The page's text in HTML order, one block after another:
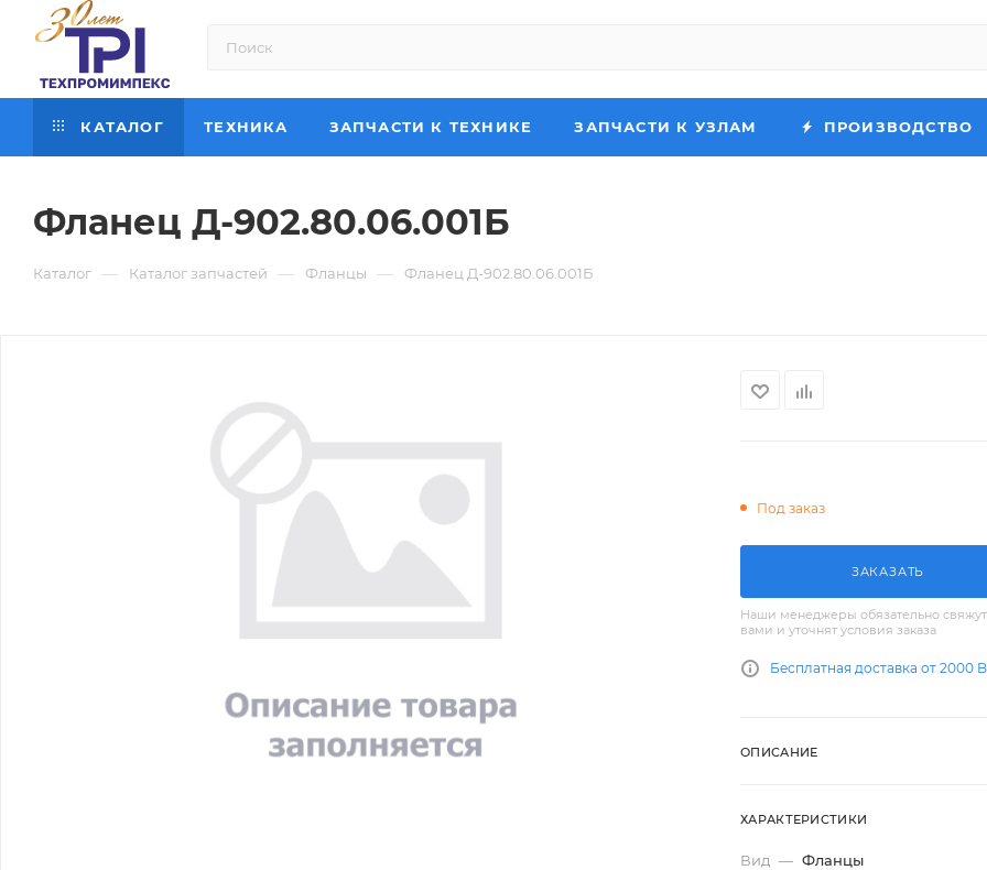
КАТАЛОГ ТЕХНИКА ЗАПЧАСТИ К ТЕХНИКЕ ЗАПЧАСТИ К УЗЛАМ ПРОИЗВОДСТВО
Фланец Д-902.80.06.001Б
Каталог — Каталог запчастей — Фланцы — Фланец Д-902.80.06.001Б
Под заказ
ЗАКАЗАТЬ
Наши менеджеры обязательно
вами и уточнят условия заказа
Бесплатная доставка от 2000
ОПИСАНИЕ
ХАРАКТЕРИСТИКИ
Вид — Фланцы